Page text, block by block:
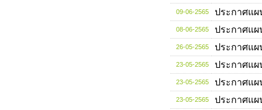
09-06-2565 ประกาศแผ
08-06-2565 ประกาศแผ
26-05-2565 ประกาศแผ
23-05-2565 ประกาศแผ
23-05-2565 ประกาศแผ
23-05-2565 ประกาศแผ